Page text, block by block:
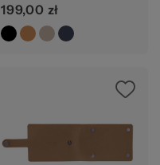
199,00 zł